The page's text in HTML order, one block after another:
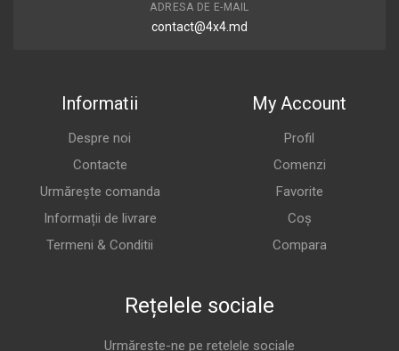
ADRESA DE E-MAIL
contact@4x4.md
Informatii
Despre noi
Contacte
Urmărește comanda
Informații de livrare
Termeni & Conditii
My Account
Profil
Comenzi
Favorite
Coș
Compara
Rețelele sociale
Urmărește-ne pe rețelele sociale